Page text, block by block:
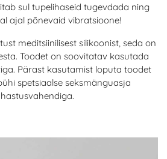
sul tupelihaseid tugevdada ning
ajal põnevaid vibratsioone!
meditsiinilisest silikoonist, seda on
Toodet on soovitatav kasutada
Pärast kasutamist loputa toodet
spetsiaalse seksmänguasja